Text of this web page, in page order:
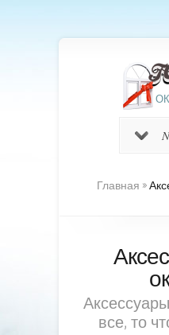
Главная »
все, то